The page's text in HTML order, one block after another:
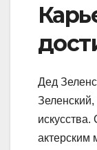
Дед
Зеленский,
актерским